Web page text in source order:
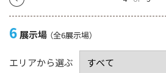
6 展示場 （全6展示場）
エリアから選ぶ